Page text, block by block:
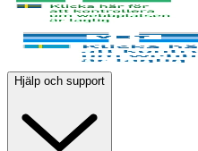
Hjälp och support